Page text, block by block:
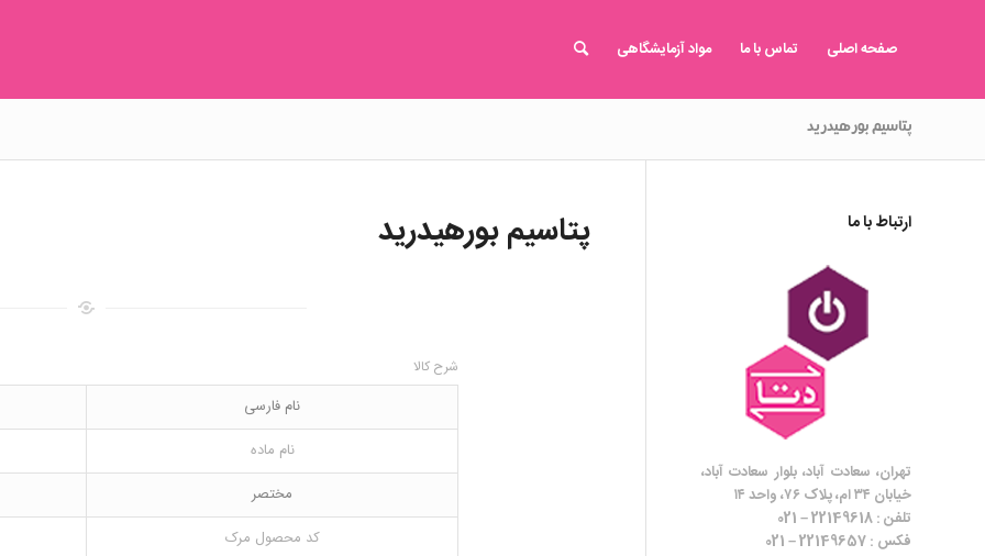
صفحه اصلی تماس با ما مواد آزمایشگاهی
پتاسیم بورهیدرید
پتاسیم بورهیدرید
شرح کالا
نام فارسی
نام ماده
مختصر
کد محصول مرک
ارتباط با ما
تهران، سعادت آباد، بلوار سعادت آباد،
خیابان ۳۴ ام، پلاک ۷۶، واحد ۱۴
تلفن : 22149618 – 021
فکس : 22149657 – 021